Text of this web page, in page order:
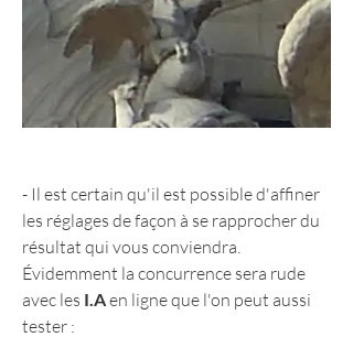
- Il est certain qu'il est possible d'affiner
les réglages de façon à se rapprocher du
résultat qui vous conviendra.
Évidemment la concurrence sera rude
avec les I.A en ligne que l'on peut aussi
tester :